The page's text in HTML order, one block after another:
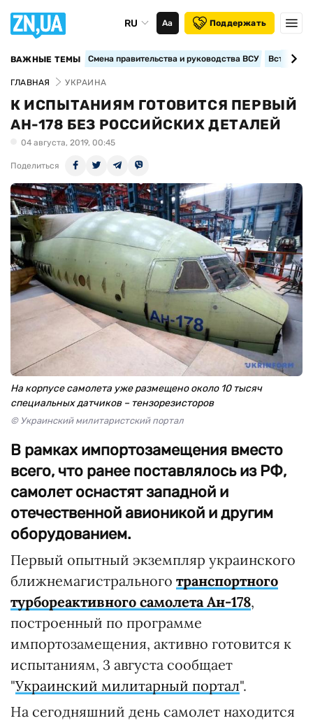
RU Аа Поддержать
ВАЖНЫЕ ТЕМЫ Смена правительства и руководства ВСУ
ГЛАВНАЯ УКРАИНА
К ИСПЫТАНИЯМ ГОТОВИТСЯ ПЕРВЫЙ
АН-178 БЕЗ РОССИЙСКИХ ДЕТАЛЕЙ
04 августа, 2019, 00:45
Поделиться
На корпусе самолета уже размещено около 10 тысяч
специальных датчиков – тензорезисторов
© Украинский милитаристский портал
В рамках импортозамещения вместо
всего, что ранее поставлялось из РФ,
самолет оснастят западной и
отечественной авионикой и другим
оборудованием.
Первый опытный экземпляр украинского
ближнемагистрального транспортного
турбореактивного самолета Ан-178,
построенный по программе
импортозамещения, активно готовится к
испытаниям, 3 августа сообщает
"Украинский милитарный портал".
На сегодняшний день самолет находится